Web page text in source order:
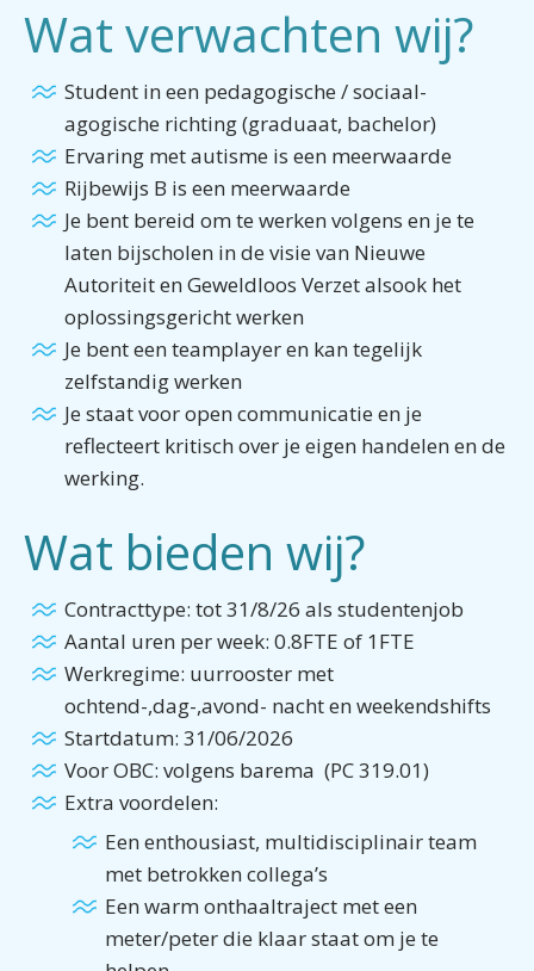
Wat verwachten wij?
Student in een pedagogische / sociaal-
agogische richting (graduaat, bachelor)
Ervaring met autisme is een meerwaarde
Rijbewijs B is een meerwaarde
Je bent bereid om te werken volgens en je te
laten bijscholen in de visie van Nieuwe
Autoriteit en Geweldloos Verzet alsook het
oplossingsgericht werken
Je bent een teamplayer en kan tegelijk
zelfstandig werken
Je staat voor open communicatie en je
reflecteert kritisch over je eigen handelen en de
werking.
Wat bieden wij?
Contracttype: tot 31/8/26 als studentenjob
Aantal uren per week: 0.8FTE of 1FTE
Werkregime: uurrooster met
ochtend-,dag-,avond- nacht en weekendshifts
Startdatum: 31/06/2026
Voor OBC: volgens barema (PC 319.01)
Extra voordelen:
Een enthousiast, multidisciplinair team
met betrokken collega’s
Een warm onthaaltraject met een
meter/peter die klaar staat om je te